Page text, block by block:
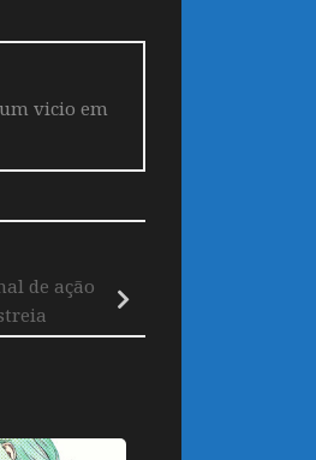
vicio em
de ação